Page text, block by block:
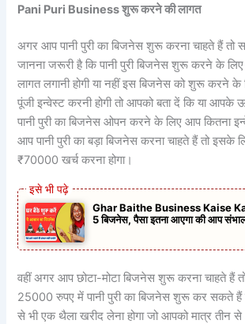
Pani Puri Business शुरू करने की लागत
अगर आप पानी पुरी का बिजनेस शुरू करना चाहते हैं
जानना जरूरी है कि पानी पुरी बिजनेस शुरू करने के
लागत लगानी होगी या नहीं इस बिजनेस को शुरू करने
पूंजी इन्वेस्ट करनी होगी तो आपको बता दें कि या आपके
पानी पुरी का बिजनेस ओपन करने के लिए आप कितना
आप पानी पुरी का बड़ा बिजनेस करना चाहते हैं तो
₹70000 खर्च करना होगा।
Ghar Baithe Business Kaise
5 बिजनेस, पैसा इतना आएगा की आप संभाल
वहीं अगर आप छोटा-मोटा बिजनेस शुरू करना चाहते हैं
25000 रुपए में पानी पुरी का बिजनेस शुरू कर सकते
से भी एक थैला खरीद लेना होगा जो आपको मात्र तीन